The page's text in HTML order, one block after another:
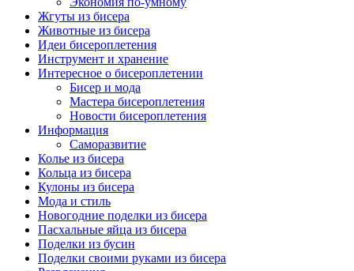
Жгуты из бисера
Животные из бисера
Идеи бисероплетения
Инструмент и хранение
Интересное о бисероплетении
Бисер и мода
Мастера бисероплетения
Новости бисероплетения
Информация
Саморазвитие
Колье из бисера
Кольца из бисера
Кулоны из бисера
Мода и стиль
Новогодние поделки из бисера
Пасхальные яйца из бисера
Поделки из бусин
Поделки своими руками из бисера